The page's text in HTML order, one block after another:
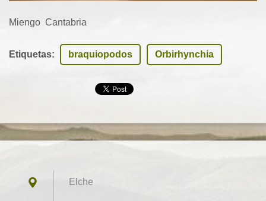
Miengo Cantabria
Etiquetas: braquiopodos Orbirhynchia
Elche